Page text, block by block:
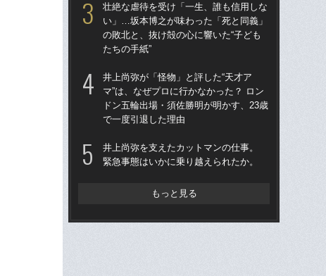
壮絶な虐待を受け「一生、誰も信用しな
い」…坂本博之が味わった「死と同義」
の敗北と、抜け殻の心に響いた“子ども
たちの手紙”
井上尚弥が「怪物」と評した“天才ア
マ”は、なぜプロに行かなかった？ ロン
ドン五輪出場・須佐勝明が明かす、23歳
で一度引退した理由
井上尚弥を支えたカットマンの仕事。
緊急事態はいかに乗り越えられたか。
もっと見る